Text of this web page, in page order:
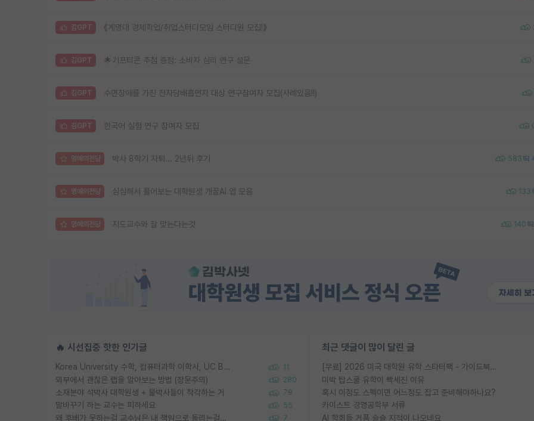
김GPT 《계명대 경제학업/취업스터디모임 스터디원 모집!》
김GPT 🌟기프티콘 추첨 증정: 소비자 심리 연구 설문
김GPT 수면장애를 가진 전자담배흡연자 대상 연구참여자 모집(사례있음!!)
김GPT 한국어 실험 연구 참여자 모집
명예의전당 박사 8학기 자퇴... 2년뒤 후기 583
명예의전당 심심해서 풀어보는 대학원생 개꿀AI 앱 모음 133
명예의전당 지도교수와 잘 맞는다는것 140
🔥 시선집중 핫한 인기글
Korea University 수학, 컴퓨터과학 이학사, UC Berkeley 산업공학 대학원 공학박사가 되는 것은 쉽지 않겠죠? 11
외부에서 괜찮은 랩을 알아보는 방법 (장문주의) 280
소재분야 석박사 대학원생 + 물박사들이 착각하는 거 79
말바꾸기 하는 교수는 피하세요 55
왜 후배가 못하는걸 교수님은 내 책임으로 돌리는걸까요? 7
최근 댓글이 많이 달린 글
[무료] 2026 미국 대학원 유학 스타터팩 - 가이드북 & 합격자 컨택메일 템플릿
미박 탑스쿨 유학이 빡세진 이유
혹시 이정도 스펙이면 어느정도 잡고 준비해야하나요?
카이스트 경영공학부 서류
AI 학회들 거품 슬슬 지적이 나오네요